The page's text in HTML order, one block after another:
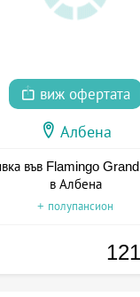
виж офертата
Албена
във Flamingo
в Албена
+ полупансион
121